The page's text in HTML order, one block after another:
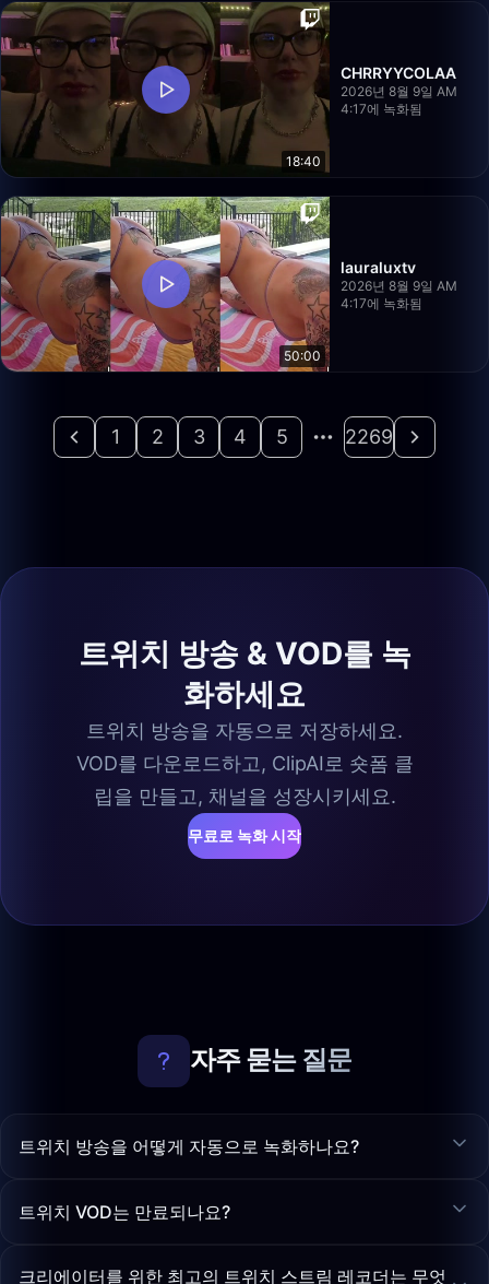
18:40
CHRRYYCOLAA
2026년 8월 9일 AM
4:17에 녹화됨
50:00
lauraluxtv
2026년 8월 9일 AM
4:17에 녹화됨
1 2 3 4 5 2269
트위치 방송 & VOD를 녹
화하세요
트위치 방송을 자동으로 저장하세요.
VOD를 다운로드하고, ClipAI로 숏폼 클
립을 만들고, 채널을 성장시키세요.
무료로 녹화 시작
자주 묻는 질문
트위치 방송을 어떻게 자동으로 녹화하나요?
트위치 VOD는 만료되나요?
크리에이터를 위한 최고의 트위치 스트림 레코더는 무엇